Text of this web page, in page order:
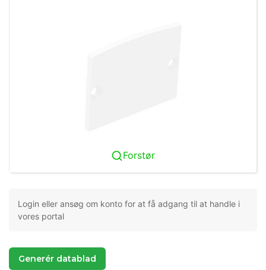
Forstør
Login eller ansøg om konto for at få adgang til at handle i
vores portal
Generér datablad